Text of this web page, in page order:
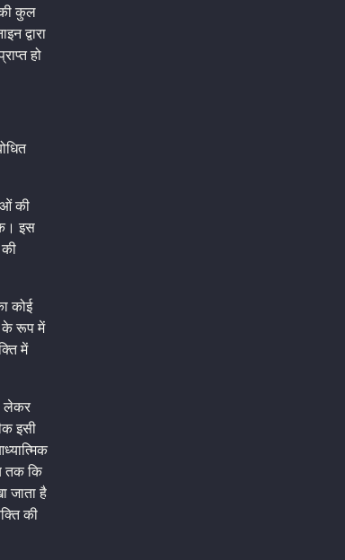
कुल
द्वारा
हो
की
इस
कोई
के रूप में
में
लेकर
इसी
तक कि
जाता है
की